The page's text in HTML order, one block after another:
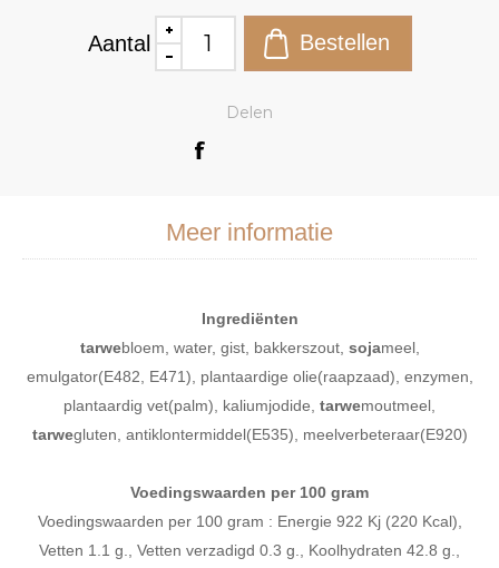
Aantal
Delen
Meer informatie
Ingrediënten
tarwebloem, water, gist, bakkerszout, sojameel,
emulgator(E482, E471), plantaardige olie(raapzaad), enzymen,
plantaardig vet(palm), kaliumjodide, tarwemoutmeel,
tarwegluten, antiklontermiddel(E535), meelverbeteraar(E920)
Voedingswaarden per 100 gram
Voedingswaarden per 100 gram : Energie 922 Kj (220 Kcal),
Vetten 1.1 g., Vetten verzadigd 0.3 g., Koolhydraten 42.8 g.,